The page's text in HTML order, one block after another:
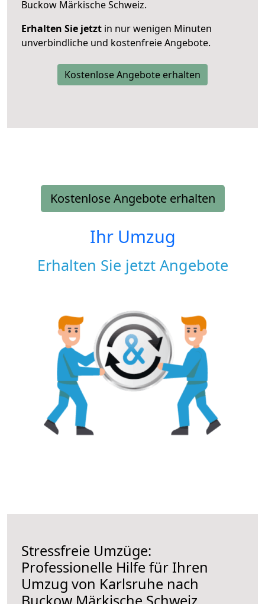
Buckow Märkische Schweiz.
Erhalten Sie jetzt in nur wenigen Minuten
unverbindliche und kostenfreie Angebote.
Kostenlose Angebote erhalten
Kostenlose Angebote erhalten
Ihr Umzug
Erhalten Sie jetzt Angebote
Stressfreie Umzüge:
Professionelle Hilfe für Ihren
Umzug von Karlsruhe nach